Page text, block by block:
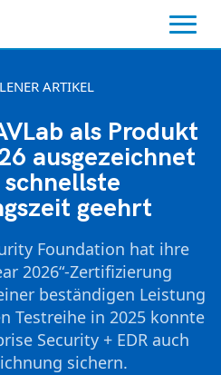
ARTIKEL
als Produkt
ausgezeichnet
geehrt
Foundation hat ihre
2026“-Zertifizierung
beständigen Leistung
Testreihe in 2025 konnte
Security + EDR auch
sichern.